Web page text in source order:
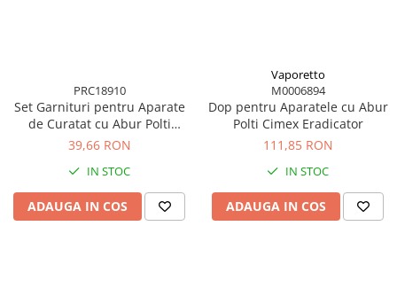
PRC18910
Set Garnituri pentru Aparate
de Curatat cu Abur Polti
Vaporetto Smart 30
39,66 RON
IN STOC
ADAUGA IN COS
Vaporetto
M0006894
Dop pentru Aparatele cu Abur
Polti Cimex Eradicator
111,85 RON
IN STOC
ADAUGA IN COS